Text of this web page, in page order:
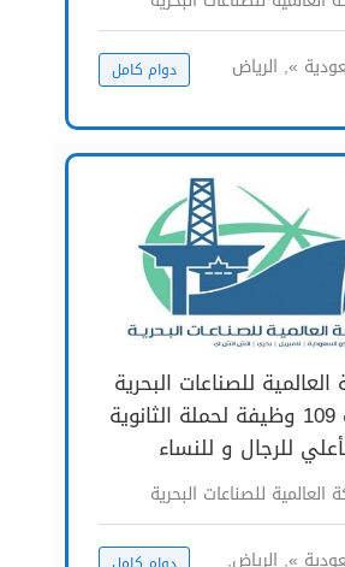
», الرياض دوام كامل
للصناعات البحرية
توظيف 109 وظيفة لحملة الثانوية
للرجال و للنساء
العالمية للصناعات البحرية
», الرياض,